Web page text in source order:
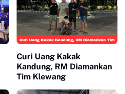
Curi Uang Kakak
Kandung, RM Diamankan
Tim Klewang